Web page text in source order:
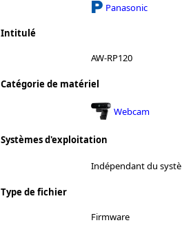
Panasonic
Intitulé
AW-RP120
Catégorie de matériel
Webcam
Systèmes d'exploitation
Indépendant du
Type de fichier
Firmware